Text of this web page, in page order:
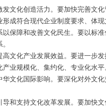
化创造活力。要加快完善文化
成符合现代企业制度要求、体
障和改善文化民生。要以标准
化产业发展效益。要进一步发
业规模化、集约化、专业化水平
化国际影响。要深化对外文化
支持文化改革发展。要加快文